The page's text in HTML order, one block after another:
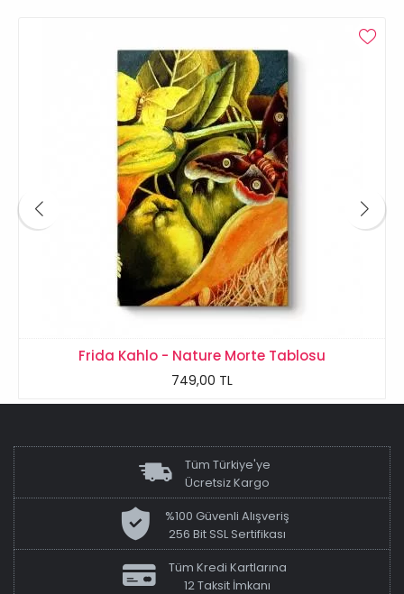
Frida Kahlo - Nature Morte Tablosu
749,00 TL
Tüm Türkiye'ye
Ücretsiz Kargo
%100 Güvenli Alışveriş
256 Bit SSL Sertifikası
Tüm Kredi Kartlarına
12 Taksit İmkanı